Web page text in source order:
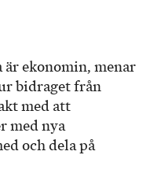
ekonomin, menar
bidraget från
med att
med nya
och dela på